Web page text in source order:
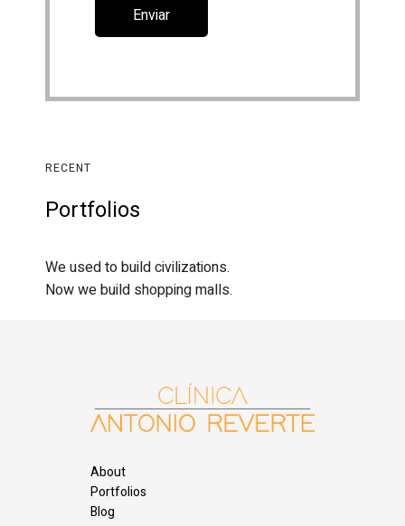
RECENT
Portfolios
We used to build civilizations.
Now we build shopping malls.
About
Portfolios
Blog